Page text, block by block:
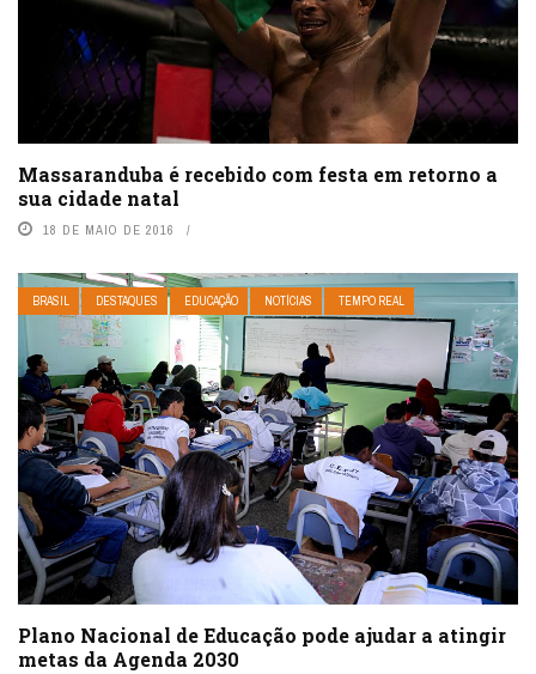
Massaranduba é recebido com festa em retorno a
sua cidade natal
18 DE MAIO DE 2016
BRASIL DESTAQUES EDUCAÇÃO NOTÍCIAS TEMPO REAL
Plano Nacional de Educação pode ajudar a atingir
metas da Agenda 2030